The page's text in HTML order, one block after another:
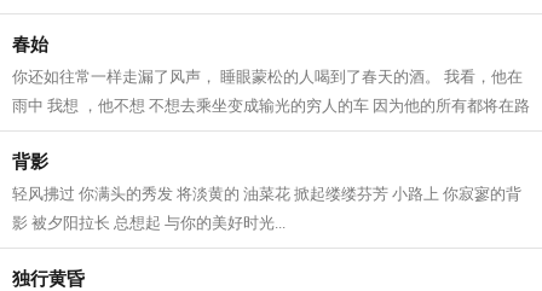
人身安全须铭记 智慧—— 玩游...
春始
你还如往常一样走漏了风声， 睡眼蒙松的人喝到了春天的酒。 我看，他在
雨中 我想 ，他不想 不想去乘坐变成输光的穷人的车 因为他的所有都将在路
途中逝去 如少年春光，一生乍泄一...
背影
轻风拂过 你满头的秀发 将淡黄的 油菜花 掀起缕缕芬芳 小路上 你寂寥的背
影 被夕阳拉长 总想起 与你的美好时光...
独行黄昏